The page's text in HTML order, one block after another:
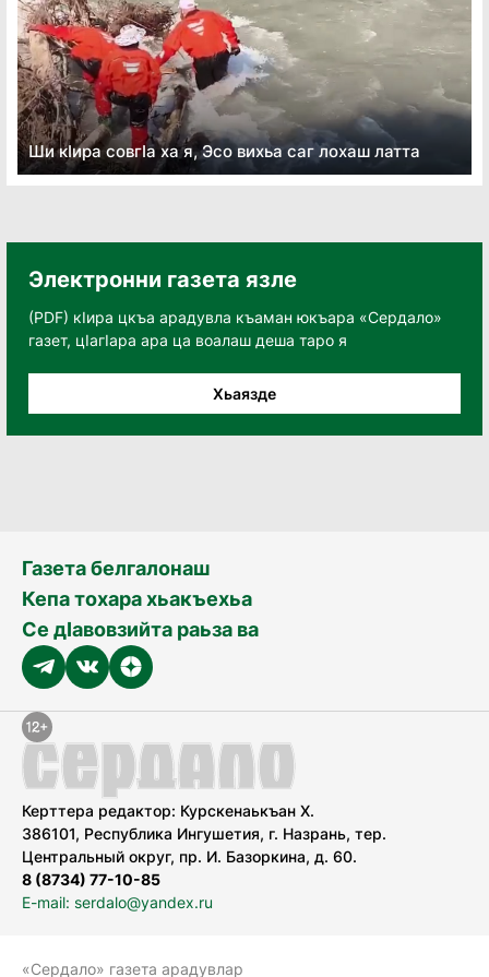
Ши кӏира совгӏа ха я, Эсо вихьа саг лохаш латта
Электронни газета язле
(PDF) кӀира цкъа арадувла къаман юкъара «Сердало»
газет, цӀагӀара ара ца воалаш деша таро я
Хьаязде
Газета белгалонаш
Кепа тохара хьакъехьа
Се дӀавовзийта раьза ва
Керттера редактор: Курскенаькъан Х.
386101, Республика Ингушетия, г. Назрань, тер.
Центральный округ, пр. И. Базоркина, д. 60.
8 (8734) 77-10-85
E-mail: serdalo@yandex.ru
«Сердало» газета арадувлар